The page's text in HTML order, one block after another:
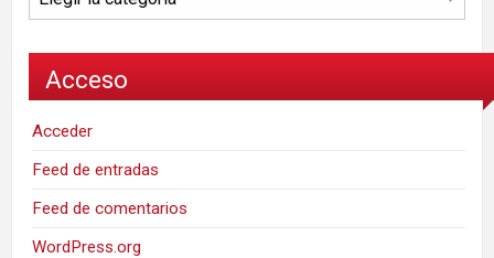
Acceso
Acceder
Feed de entradas
Feed de comentarios
WordPress.org